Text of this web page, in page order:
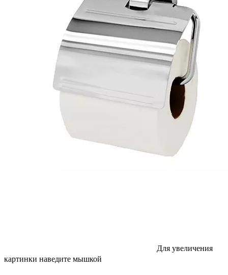
Для увеличения
картинки наведите мышкой